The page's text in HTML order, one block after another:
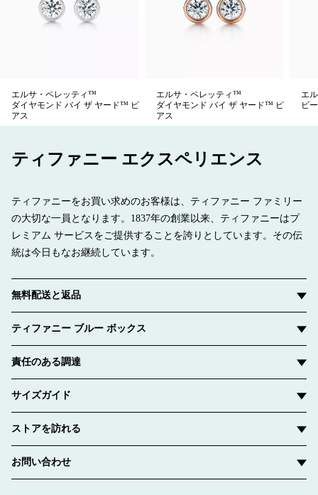
エルサ・ペレッティ™
ダイヤモンド バイ ザ ヤード™ ピ
アス
エルサ・ペレッティ™
ダイヤモンド バイ ザ ヤード™ ピ
アス
エ
ビ
ティファニー エクスペリエンス
ティファニーをお買い求めのお客様は、ティファニー ファミリー
の大切な一員となります。1837年の創業以来、ティファニーはプ
レミアム サービスをご提供することを誇りとしています。その伝
統は今日もなお継続しています。
無料配送と返品
ティファニー ブルー ボックス
責任のある調達
サイズガイド
ストアを訪れる
お問い合わせ